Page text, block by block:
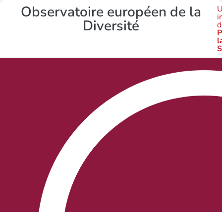
Observatoire européen de la
Diversité